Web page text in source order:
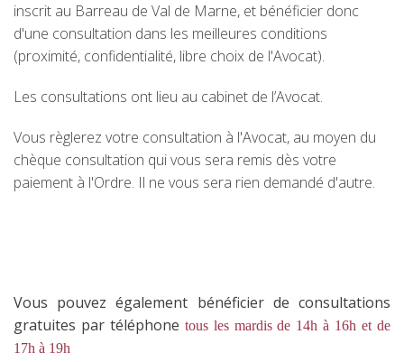
inscrit au Barreau de Val de Marne, et bénéficier donc
d'une consultation dans les meilleures conditions
(proximité, confidentialité, libre choix de l'Avocat).
Les consultations ont lieu au cabinet de l’Avocat.
Vous règlerez votre consultation à l'Avocat, au moyen du
chèque consultation qui vous sera remis dès votre
paiement à l'Ordre. Il ne vous sera rien demandé d'autre.
Vous pouvez également bénéficier de consultations
gratuites par téléphone tous les mardis de 14h à 16h et de
17h à 19h